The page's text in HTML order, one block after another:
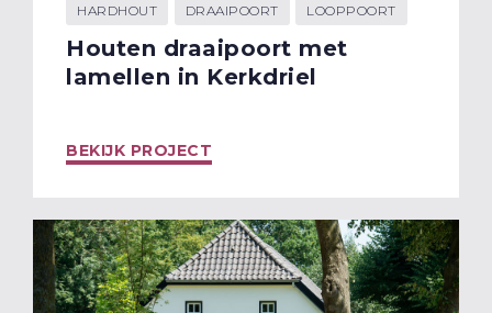
HARDHOUT DRAAIPOORT LOOPPOORT
Houten draaipoort met
lamellen in Kerkdriel
BEKIJK PROJECT